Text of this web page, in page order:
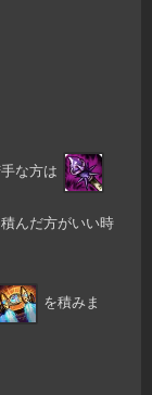
な方は
んだ方がいい時
を積みま